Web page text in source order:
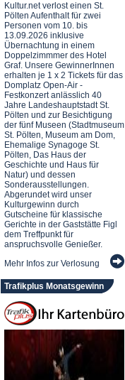
Kultur.net verlost einen St.
Pölten Aufenthalt für zwei
Personen vom 10. bis
13.09.2026 inklusive
Übernachtung in einem
Doppelzimmmer des Hotel
Graf. Unsere GewinnerInnen
erhalten je 1 x 2 Tickets für das
Domplatz Open-Air -
Festkonzert anlässlich 40
Jahre Landeshauptstadt St.
Pölten und zur Besichtigung
der fünf Museen (Stadtmuseum
St. Pölten, Museum am Dom,
Ehemalige Synagoge St.
Pölten, Das Haus der
Geschichte und Haus für
Natur) und dessen
Sonderausstellungen.
Abgerundet wird unser
Kulturgewinn durch
Gutscheine für klassische
Gerichte in der Gaststätte Figl
dem Treffpunkt für
anspruchsvolle Genießer.
Mehr Infos zur Verlosung
Trafikplus Monatsgewinn